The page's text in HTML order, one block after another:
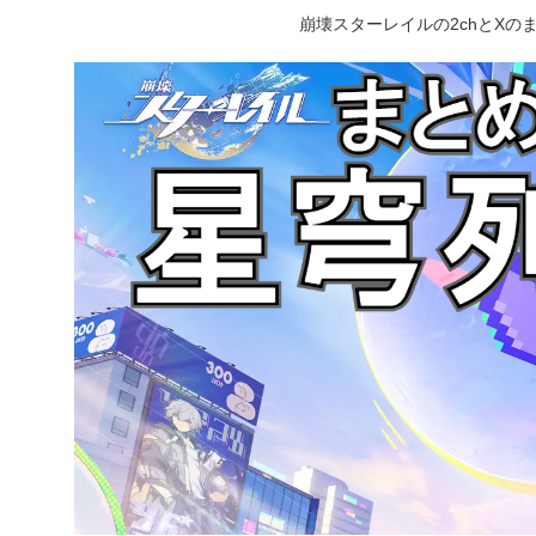
崩壊スターレイルの2chとXの